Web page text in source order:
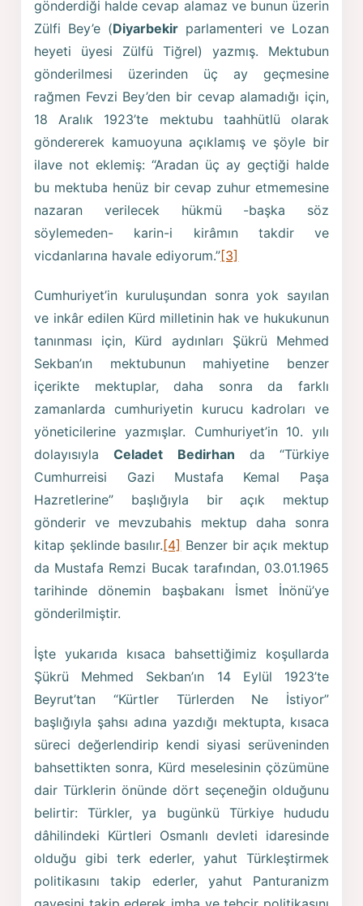
gönderdiği halde cevap alamaz ve bunun üzerin
Zülfi Bey’e (Diyarbekir parlamenteri ve Lozan
heyeti üyesi Zülfü Tiğrel) yazmış. Mektubun
gönderilmesi üzerinden üç ay geçmesine
rağmen Fevzi Bey’den bir cevap alamadığı için,
18 Aralık 1923’te mektubu taahhütlü olarak
göndererek kamuoyuna açıklamış ve şöyle bir
ilave not eklemiş: “Aradan üç ay geçtiği halde
bu mektuba henüz bir cevap zuhur etmemesine
nazaran verilecek hükmü -başka söz
söylemeden- karin-i kirâmın takdir ve
vicdanlarına havale ediyorum.”[3]
Cumhuriyet’in kuruluşundan sonra yok sayılan
ve inkâr edilen Kürd milletinin hak ve hukukunun
tanınması için, Kürd aydınları Şükrü Mehmed
Sekban’ın mektubunun mahiyetine benzer
içerikte mektuplar, daha sonra da farklı
zamanlarda cumhuriyetin kurucu kadroları ve
yöneticilerine yazmışlar. Cumhuriyet’in 10. yılı
dolayısıylaCeladet Bedirhan da “Türkiye
Cumhurreisi Gazi Mustafa Kemal Paşa
Hazretlerine” başlığıyla bir açık mektup
gönderir ve mevzubahis mektup daha sonra
kitap şeklinde basılır. [4] Benzer bir açık mektup
da Mustafa Remzi Bucak tarafından, 03.01.1965
tarihinde dönemin başbakanı İsmet İnönü’ye
gönderilmiştir.
İşte yukarıda kısaca bahsettiğimiz koşullarda
Şükrü Mehmed Sekban’ın 14 Eylül 1923’te
Beyrut’tan “Kürtler Türlerden Ne İstiyor”
başlığıyla şahsı adına yazdığı mektupta, kısaca
süreci değerlendirip kendi siyasi serüveninden
bahsettikten sonra, Kürd meselesinin çözümüne
dair Türklerin önünde dört seçeneğin olduğunu
belirtir: Türkler, ya bugünkü Türkiye hududu
dâhilindeki Kürtleri Osmanlı devleti idaresinde
olduğu gibi terk ederler, yahut Türkleştirmek
politikasını takip ederler, yahut Panturanizm